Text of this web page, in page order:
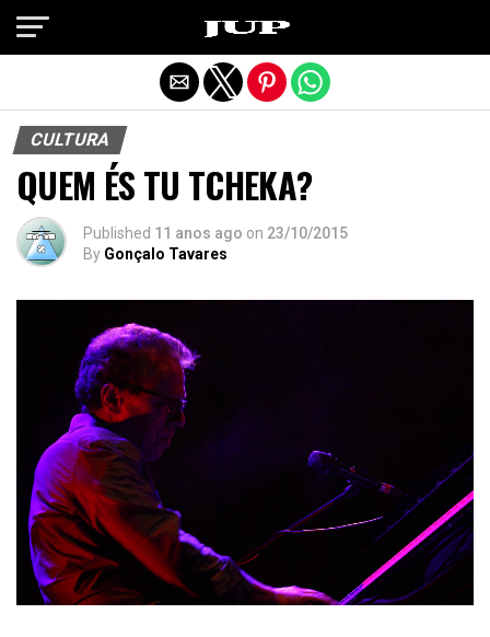
CULTURA
QUEM ÉS TU TCHEKA?
Published 11 anos ago on 23/10/2015
By Gonçalo Tavares
Exit mobile version